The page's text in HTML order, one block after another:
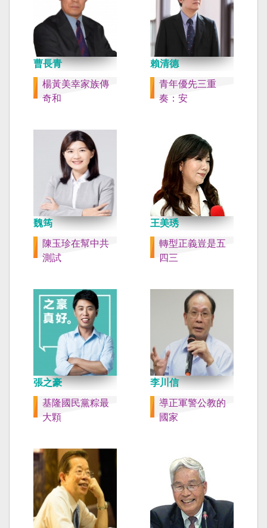
曹長青
楊黃美幸家族傳
奇和
賴清德
青年優先三重
奏：安
魏筠
陳玉珍在幫中共
測試
王美琇
轉型正義豈是五
四三
張之豪
基隆國民黨粽最
大顆
李川信
導正軍警公教的
國家